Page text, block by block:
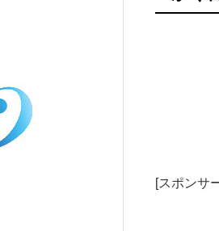
[スポンサ